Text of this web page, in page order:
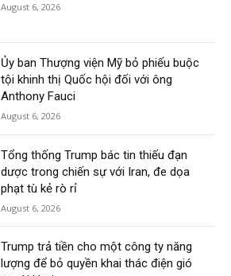
August 6, 2026
Ủy ban Thượng viện Mỹ bỏ phiếu buộc
tội khinh thị Quốc hội đối với ông
Anthony Fauci
August 6, 2026
Tổng thống Trump bác tin thiếu đạn
dược trong chiến sự với Iran, đe dọa
phạt tù kẻ rò rỉ
August 6, 2026
Trump trả tiền cho một công ty năng
lượng để bỏ quyền khai thác điện gió